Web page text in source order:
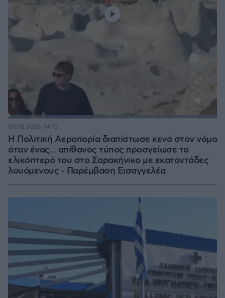
:
Η Πολιτική Αεροπορία διαπίστωσε κενό στον νόμο
όταν ένας... απίθανος τύπος προσγείωσε το
ελικόπτερό του στο Σαρακήνικο με εκατοντάδες
λουόμενους - Παρέμβαση Εισαγγελέα
09.08.2026, 14:15